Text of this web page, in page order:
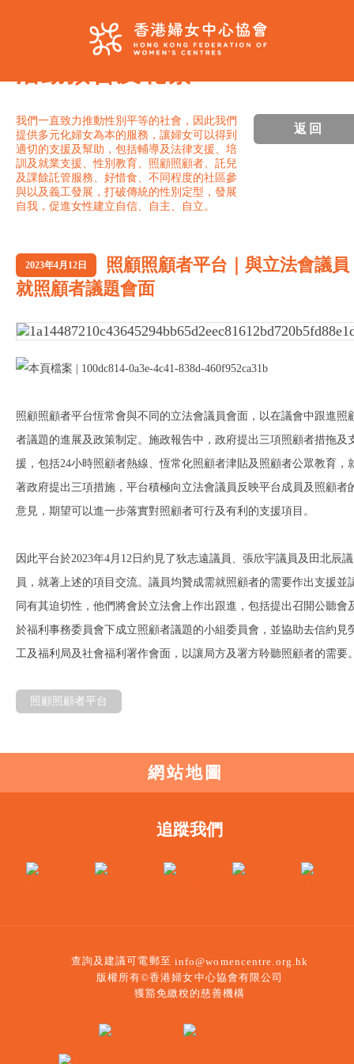
我們一直致力推動性別平等的社會，因此我們
提供多元化婦女為本的服務，讓婦女可以得到
適切的支援及幫助，包括輔導及法律支援、培
訓及就業支援、性別教育、照顧照顧者、託兒
及課餘託管服務、好惜食、不同程度的社區參
與以及義工發展，打破傳統的性別定型，發展
自我，促進女性建立自信、自主、自立。
返回
2023年4月12日
照顧照顧者平台｜與立法會議員
就照顧者議題會面
照顧照顧者平台恆常會與不同的立法會議員會面，以在議會中跟進照
者議題的進展及政策制定。施政報告中，政府提出三項照顧者措拖及
援，包括24小時照顧者熱線、恆常化照顧者津貼及照顧者公眾教育，
著政府提出三項措施，平台積極向立法會議員反映平台成員及照顧者
意見，期望可以進一步落實對照顧者可行及有利的支援項目。
因此平台於2023年4月12日約見了狄志遠議員、張欣宇議員及田北辰議
員，就著上述的項目交流。議員均贊成需就照顧者的需要作出支援並
同有其迫切性，他們將會於立法會上作出跟進，包括提出召開公聽會
於福利事務委員會下成立照顧者議題的小組委員會，並協助去信約見
工及福利局及社會福利署作會面，以讓局方及署方聆聽照顧者的需要
照顧照顧者平台
網站地圖
追蹤我們
查詢及建議可電郵至 info@womencentre.org.hk
版權所有©香港婦女中心協會有限公司
獲豁免繳稅的慈善機構